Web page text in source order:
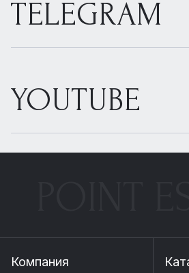
TELEGRAM
YOUTUBE
Компания